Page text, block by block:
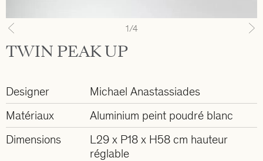
Previous 1/4
TWIN PEAK UP
Designer
Michael Anastassiades
Matériaux
Aluminium peint poudré blanc
Dimensions
L29 x P18 x H58 cm hauteur
réglable